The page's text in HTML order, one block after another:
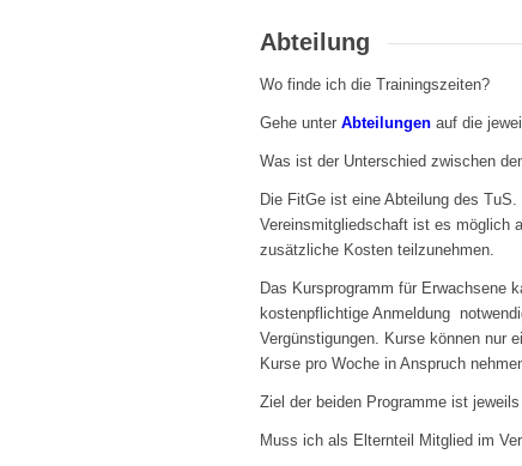
Abteilung
Wo finde ich die Trainingszeiten?
Gehe unter Abteilungen auf die
Was ist der Unterschied zwischen
Die FitGe ist eine Abteilung des
Vereinsmitgliedschaft ist es möglich
zusätzliche Kosten teilzunehmen.
Das Kursprogramm für Erwachsene
kostenpflichtige Anmeldung
Vergünstigungen. Kurse können nur
Kurse pro Woche in Anspruch
Ziel der beiden Programme ist
Muss ich als Elternteil Mitglied im